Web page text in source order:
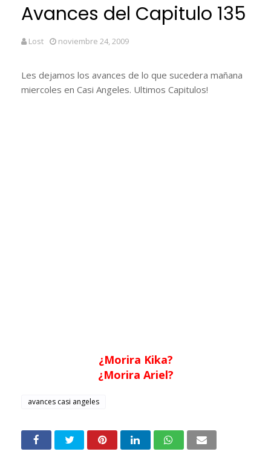
Avances del Capitulo 135
Lost noviembre 24, 2009
Les dejamos los avances de lo que sucedera mañana
miercoles en Casi Angeles. Ultimos Capitulos!
¿Morira Kika?
¿Morira Ariel?
avances casi angeles